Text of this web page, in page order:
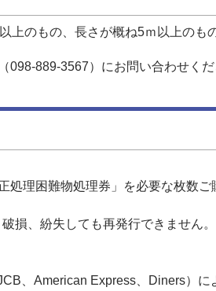
上のもの、長さが概ね5ｍ以上のもの
889-3567）にお問い合わせくだ
理困難物処理券」を必要な枚数ご
損、紛失しても再発行できません。
、American Express、Diners）に